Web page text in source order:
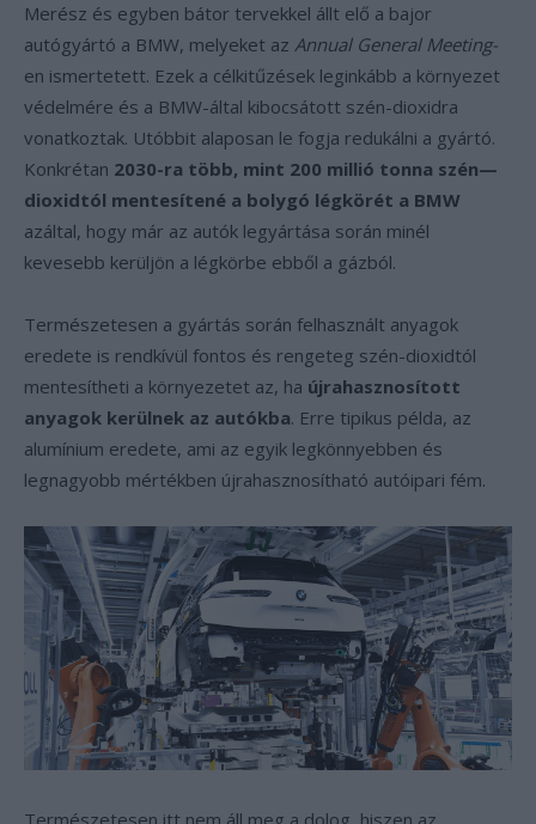
Merész és egyben bátor tervekkel állt elő a bajor
autógyártó a BMW, melyeket az Annual General Meeting-
en ismertetett. Ezek a célkitűzések leginkább a környezet
védelmére és a BMW-által kibocsátott szén-dioxidra
vonatkoztak. Utóbbit alaposan le fogja redukálni a gyártó.
Konkrétan 2030-ra több, mint 200 millió tonna szén—
dioxidtól mentesítené a bolygó légkörét a BMW
azáltal, hogy már az autók legyártása során minél
kevesebb kerüljön a légkörbe ebből a gázból.
Természetesen a gyártás során felhasznált anyagok
eredete is rendkívül fontos és rengeteg szén-dioxidtól
mentesítheti a környezetet az, ha újrahasznosított
anyagok kerülnek az autókba. Erre tipikus példa, az
alumínium eredete, ami az egyik legkönnyebben és
legnagyobb mértékben újrahasznosítható autóipari fém.
Természetesen itt nem áll meg a dolog, hiszen az